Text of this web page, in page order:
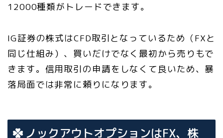
12000種類がトレードできます。
IG証券の株式はCFD取引となっているため（FXと
同じ仕組み）、買いだけでなく最初から売りもで
きます。信用取引の申請をしなくて良いため、暴
落局面では非常に頼りになります。
ノックアウトオプションはFX、株